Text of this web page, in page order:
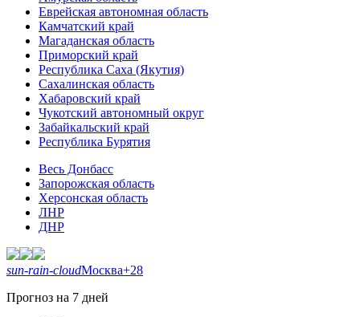
Еврейская автономная область
Камчатский край
Магаданская область
Приморский край
Республика Саха (Якутия)
Сахалинская область
Хабаровский край
Чукотский автономный округ
Забайкальский край
Республика Бурятия
Весь Донбасс
Запорожская область
Херсонская область
ЛНР
ДНР
sun-rain-cloudМосква+28
Прогноз на 7 дней